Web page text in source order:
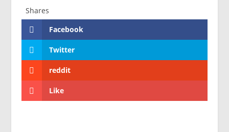
Shares
Facebook
Twitter
reddit
Like